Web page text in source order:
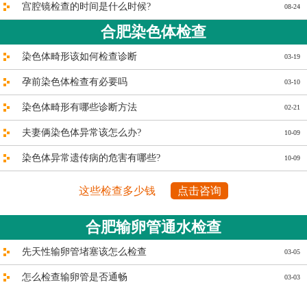
08-24
宫腔镜检查的时间是什么时候?
合肥染色体检查
03-19
染色体畸形该如何检查诊断
03-10
孕前染色体检查有必要吗
02-21
染色体畸形有哪些诊断方法
10-09
夫妻俩染色体异常该怎么办?
10-09
染色体异常遗传病的危害有哪些?
这些检查多少钱 点击咨询
合肥输卵管通水检查
03-05
先天性输卵管堵塞该怎么检查
03-03
怎么检查输卵管是否通畅